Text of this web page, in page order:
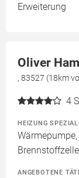
Erweiterung
Oliver
, 83527 (18km
4
HEIZUNG
Brennstoffzelle
ANGEBOTENE